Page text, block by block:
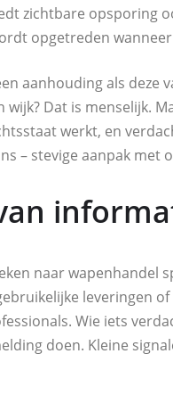
zichtbare opsporing
opgetreden
aanhouding als deze
wijk? Dat is menselijk.
werkt, en
– stevige aanpak
naar wapenhandel
leveringen
Wie iets
doen. Kleine